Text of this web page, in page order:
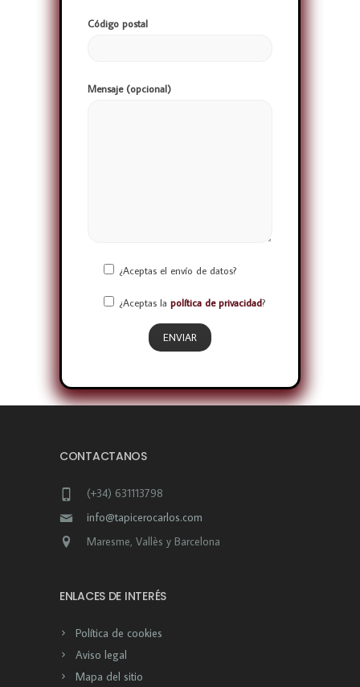
Código postal
Mensaje (opcional)
¿Aceptas el envío de datos?
¿Aceptas la política de privacidad?
CONTACTANOS
(+34) 631113798
info@tapicerocarlos.com
Maresme, Vallès y Barcelona
ENLACES DE INTERÉS
Política de cookies
Aviso legal
Mapa del sitio